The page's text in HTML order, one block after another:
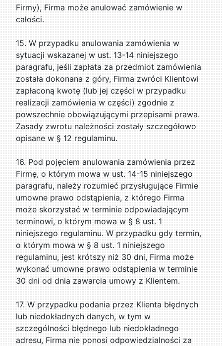
Firmy), Firma może anulować zamówienie w
całości.
15. W przypadku anulowania zamówienia w
sytuacji wskazanej w ust. 13-14 niniejszego
paragrafu, jeśli zapłata za przedmiot zamówienia
została dokonana z góry, Firma zwróci Klientowi
zapłaconą kwotę (lub jej części w przypadku
realizacji zamówienia w części) zgodnie z
powszechnie obowiązującymi przepisami prawa.
Zasady zwrotu należności zostały szczegółowo
opisane w § 12 regulaminu.
16. Pod pojęciem anulowania zamówienia przez
Firmę, o którym mowa w ust. 14-15 niniejszego
paragrafu, należy rozumieć przysługujące Firmie
umowne prawo odstąpienia, z którego Firma
może skorzystać w terminie odpowiadającym
terminowi, o którym mowa w § 8 ust. 1
niniejszego regulaminu. W przypadku gdy termin,
o którym mowa w § 8 ust. 1 niniejszego
regulaminu, jest krótszy niż 30 dni, Firma może
wykonać umowne prawo odstąpienia w terminie
30 dni od dnia zawarcia umowy z Klientem.
17. W przypadku podania przez Klienta błędnych
lub niedokładnych danych, w tym w
szczególności błędnego lub niedokładnego
adresu, Firma nie ponosi odpowiedzialności za